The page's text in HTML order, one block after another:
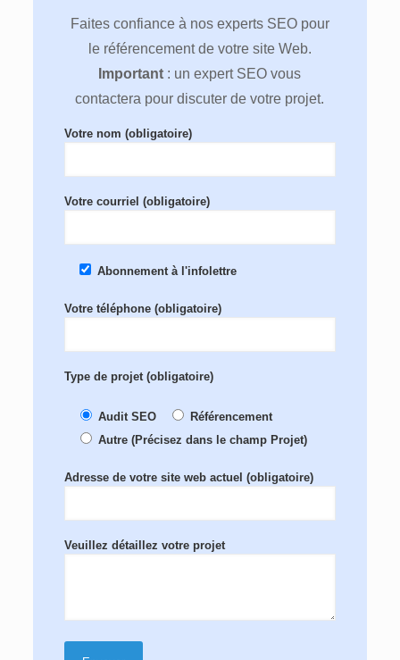
Faites confiance à nos experts SEO pour
le référencement de votre site Web.
Important : un expert SEO vous
contactera pour discuter de votre projet.
Votre nom (obligatoire)
Votre courriel (obligatoire)
Abonnement à l'infolettre
Votre téléphone (obligatoire)
Type de projet (obligatoire)
Audit SEO
Référencement
Autre (Précisez dans le champ Projet)
Adresse de votre site web actuel (obligatoire)
Veuillez détaillez votre projet